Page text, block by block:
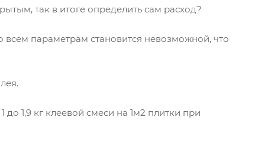
так в итоге определить сам расход?
параметрам становится невозможной, что
1,9 кг клеевой смеси на 1м2 плитки при